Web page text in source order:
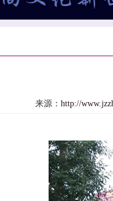
来源： http://